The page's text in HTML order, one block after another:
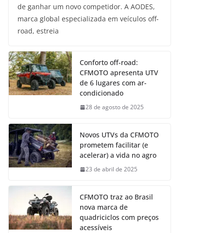
de ganhar um novo competidor. A AODES,
marca global especializada em veículos off-
road, estreia
Conforto off-road:
CFMOTO apresenta UTV
de 6 lugares com ar-
condicionado
28 de agosto de 2025
Novos UTVs da CFMOTO
prometem facilitar (e
acelerar) a vida no agro
23 de abril de 2025
CFMOTO traz ao Brasil
nova marca de
quadriciclos com preços
acessíveis